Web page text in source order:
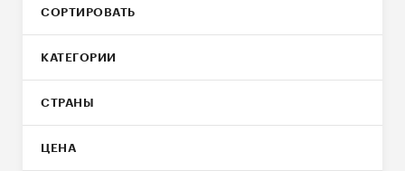
СОРТИРОВАТЬ
КАТЕГОРИИ
СТРАНЫ
ЦЕНА